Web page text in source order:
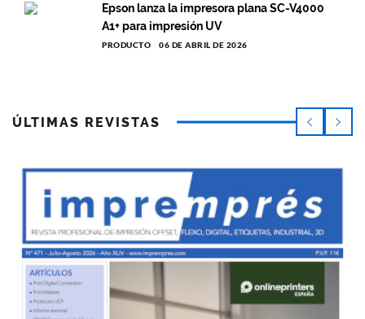
Epson lanza la impresora plana SC-V4000
A1+ para impresión UV
PRODUCTO 06 DE ABRIL DE 2026
ÚLTIMAS REVISTAS